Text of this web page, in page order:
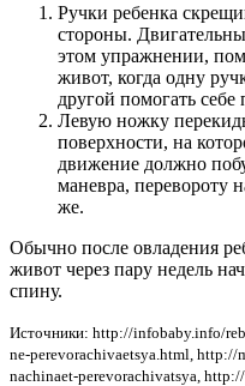
Ручки ребенка
стороны.
этом упражнении,
живот, когда одну
другой помогать себе
Левую ножку
поверхности, на
движение должно
маневра, перевороту
же.
Обычно после овладения
живот через пару недель
спину.
Источники: http://infobaby.info/
ne-perevorachivaetsya.html,
nachinaet-perevorachivatsya,